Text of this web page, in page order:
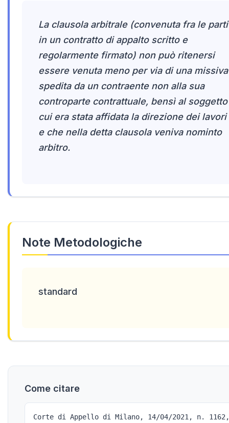
La clausola arbitrale (convenuta fra le parti
in un contratto di appalto scritto e
regolarmente firmato) non può ritenersi
essere venuta meno per via di una missiva
spedita da un contraente non alla sua
controparte contrattuale, bensì al soggetto
cui era stata affidata la direzione dei lavori
e che nella detta clausola veniva nominto
arbitro.
Note Metodologiche
standard
Come citare
Corte di Appello di Milano, 14/04/2021, n. 1162,